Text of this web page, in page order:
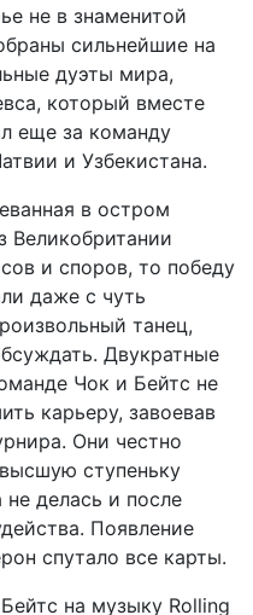
не в знаменитой
сильнейшие на
дуэты мира,
который вместе
еще за команду
и Узбекистана.
в остром
Великобритании
и споров, то победу
даже с чуть
танец,
Двукратные
Чок и Бейтс не
карьеру, завоевав
Они честно
ступеньку
не делась и после
Появление
спутало все карты.
на музыку Rolling